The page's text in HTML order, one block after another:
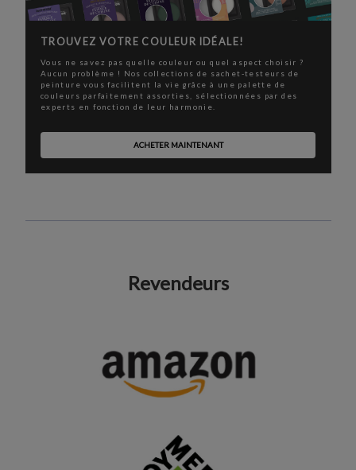
TROUVEZ VOTRE COULEUR IDÉALE!
Vous ne savez pas quelle couleur ou quel aspect choisir ?
Aucun problème ! Nos collections de sachet-testeurs de
peinture vous facilitent la vie grâce à une palette de
couleurs parfaitement assorties, sélectionnées par des
experts en fonction de leur harmonie.
ACHETER MAINTENANT
Revendeurs